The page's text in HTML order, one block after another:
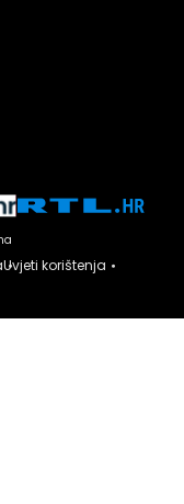
Uvjeti korištenja